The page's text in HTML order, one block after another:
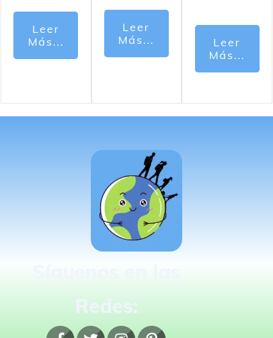
Leer
Más...
Leer
Más...
Leer
Más...
Redes: